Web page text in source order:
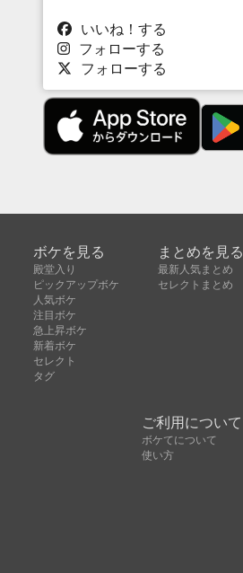
いいね！する
フォローする
フォローする
ボケを見る
殿堂入り
ピックアップボケ
人気ボケ
注目ボケ
急上昇ボケ
新着ボケ
セレクト
タグ
まとめを見る
最新人気まとめ
セレクトまとめ
ご利用について
ボケてについて
使い方